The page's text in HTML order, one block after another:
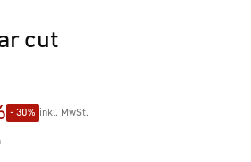
cut
- 30% inkl. MwSt.
von 4.5 von 5 Sternen